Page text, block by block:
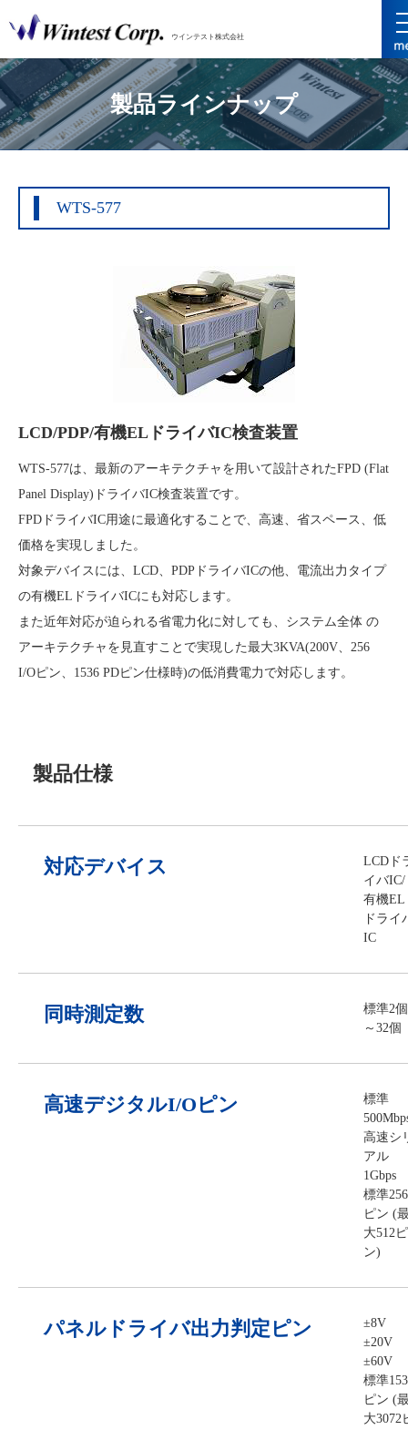
ウインテスト株式会社
製品ラインナップ
WTS-577
LCD/PDP/有機ELドライバIC検査装置
WTS-577は、最新のアーキテクチャを用いて設計されたFPD (Flat
Panel Display)ドライバIC検査装置です。
FPDドライバIC用途に最適化することで、高速、省スペース、低
価格を実現しました。
対象デバイスには、LCD、PDPドライバICの他、電流出力タイプ
の有機ELドライバICにも対応します。
また近年対応が迫られる省電力化に対しても、システム全体 の
アーキテクチャを見直すことで実現した最大3KVA(200V、256
I/Oピン、1536 PDピン仕様時)の低消費電力で対応します。
製品仕様
対応デバイス
LCDド
イバIC/
有機EL
ドライ
IC
同時測定数
標準2個
～32個
高速デジタルI/Oピン
標準
高速シ
アル
1Gbps
標準256
ピン (
大512ピ
ン)
パネルドライバ出力判定ピン
±8V
±20V
±60V
標準
ピン (
大3072